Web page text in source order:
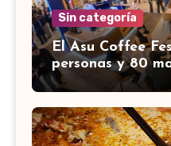
Sin categoría
El Asu Coffee
personas y 80